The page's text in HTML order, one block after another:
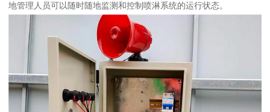
地管理人员可以随时随地监测和控制喷淋系统的运行状态。